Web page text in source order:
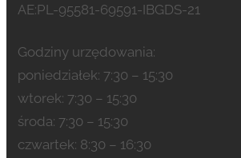
AE:PL-95581-69591-IBGDS-21
Godziny urzędowania:
poniedziałek: 7:30 – 15:30
wtorek: 7:30 – 15:30
środa: 7:30 – 15:30
czwartek: 8:30 – 16:30